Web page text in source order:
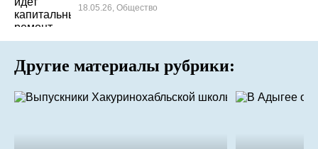
18.05.26, Общество
Другие материалы рубрики: